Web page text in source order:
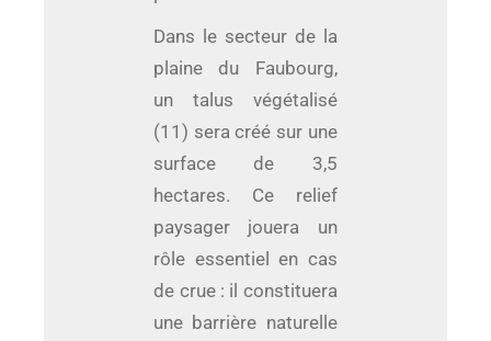
Dans le secteur de la
plaine du Faubourg,
un talus végétalisé
(11) sera créé sur une
surface de 3,5
hectares. Ce relief
paysager jouera un
rôle essentiel en cas
de crue : il constituera
une barrière naturelle